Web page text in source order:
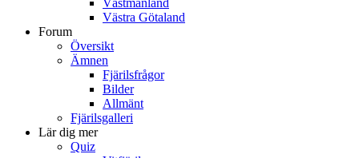
Västra Götaland
Forum
Översikt
Ämnen
Fjärilsfrågor
Bilder
Allmänt
Fjärilsgalleri
Lär dig mer
Quiz